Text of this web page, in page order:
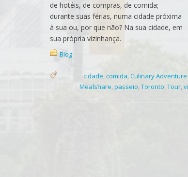
de hotéis, de compras, de comida;
durante suas férias, numa cidade próxima
à sua ou, por que não? Na sua cidade, em
sua própria vizinhança.
Blog
cidade,comida,Culinary Adventure
Mealshare,passeio,Toronto,Tour,